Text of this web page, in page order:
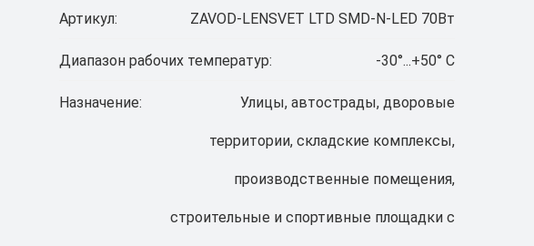
Артикул: ZAVOD-LENSVET LTD SMD-N-LED 70Вт
Диапазон рабочих температур: -30°...+50° C
Назначение: Улицы, автострады, дворовые
территории, складские комплексы,
производственные помещения,
строительные и спортивные площадки с